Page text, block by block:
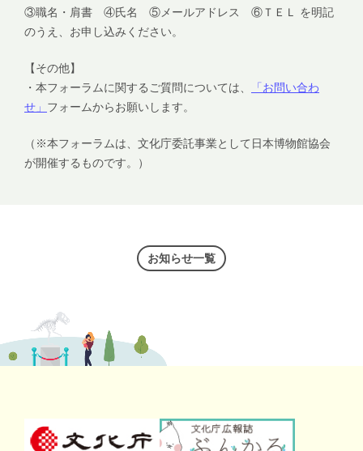
③職名・肩書 ④氏名 ⑤メールアドレス ⑥ＴＥＬ を明記
のうえ、お申し込みください。
【その他】
・本フォーラムに関するご質問については、
「お問い合わ
せ」 フォームからお願いします。
（※本フォーラムは、文化庁委託事業として日本博物館協会
が開催するものです。）
お知らせ一覧